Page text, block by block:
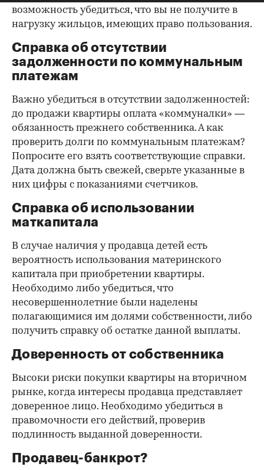
возможность убедиться, что вы не получите в
нагрузку жильцов, имеющих право пользования.
Справка об отсутствии
задолженности по коммунальным
платежам
Важно убедиться в отсутствии задолженностей:
до продажи квартиры оплата «коммуналки» —
обязанность прежнего собственника. А как
проверить долги по коммунальным платежам?
Попросите его взять соответствующие справки.
Дата должна быть свежей, сверьте указанные в
них цифры с показаниями счетчиков.
Справка об использовании
маткапитала
В случае наличия у продавца детей есть
вероятность использования материнского
капитала при приобретении квартиры.
Необходимо либо убедиться, что
несовершеннолетние были наделены
полагающимися им долями собственности, либо
получить справку об остатке данной выплаты.
Доверенность от собственника
Высоки риски покупки квартиры на вторичном
рынке, когда интересы продавца представляет
доверенное лицо. Необходимо убедиться в
правомочности его действий, проверив
подлинность выданной доверенности.
Продавец-банкрот?